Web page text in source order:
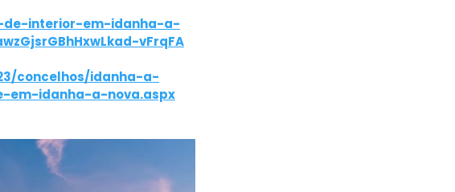
de-interior-em-idanha-a-
vFrqFA
concelhos/idanha-a-
em-idanha-a-nova.aspx